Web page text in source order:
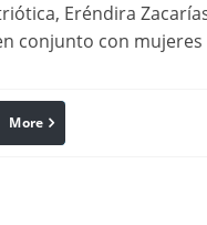
Eréndira
conjunto con
linkedin
More